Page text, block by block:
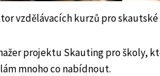
vzdělávacích kurzů pro
projektu Skauting pro školy,
mnoho co nabídnout.